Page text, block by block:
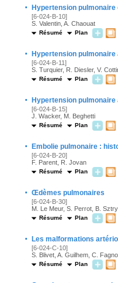
· Hypertension
[6-024-B-10]
S. Valentin, A. Chaouat
Résumé Plan
· Hypertension
[6-024-B-11]
S. Turquier, R. Diesler, V.
Résumé Plan
· Hypertension
[6-024-B-15]
J. Wacker, M. Beghetti
Résumé Plan
· Embolie pulmonaire :
[6-024-B-20]
F. Parent, R. Jovan
Résumé Plan
· Œdèmes pulmonaires
[6-024-B-30]
M. Le Meur, S. Perrot, B.
Résumé Plan
· Les malformations
[6-024-C-10]
S. Blivet, A. Guilhem, C.
Résumé Plan